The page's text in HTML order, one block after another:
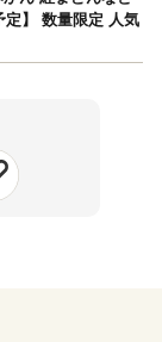
定】 数量限定 人気